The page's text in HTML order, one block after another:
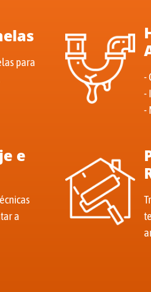
para
-
-
-
e
a